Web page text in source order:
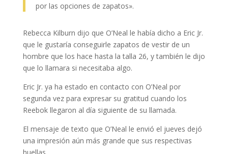
por las opciones de zapatos».
Rebecca Kilburn dijo que O’Neal le había dicho a Eric Jr.
que le gustaría conseguirle zapatos de vestir de un
hombre que los hace hasta la talla 26, y también le dijo
que lo llamara si necesitaba algo.
Eric Jr. ya ha estado en contacto con O’Neal por
segunda vez para expresar su gratitud cuando los
Reebok llegaron al día siguiente de su llamada.
El mensaje de texto que O’Neal le envió el jueves dejó
una impresión aún más grande que sus respectivas